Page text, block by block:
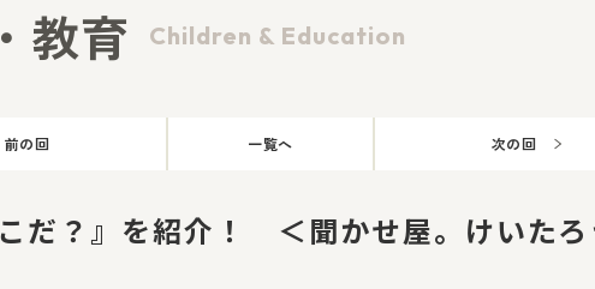
Children & Education
教育
前の回 一覧へ 次の回
こだ？』を紹介！ ＜聞かせ屋。けいた